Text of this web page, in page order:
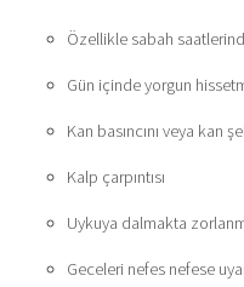
Özellikle sabah
Gün içinde yorgun
Kan basıncını veya kan
Kalp çarpıntısı
Uykuya dalmakta
Geceleri nefes nefese